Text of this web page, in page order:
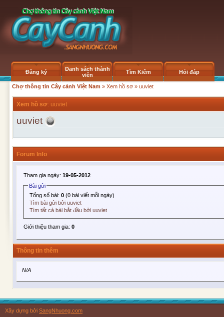
Đăng ký
Danh sách thành
viên
Tìm Kiếm Hỏi đáp
Chợ thông tin Cây cảnh Việt Nam » Xem hồ sơ » uuviet
Xem hồ sơ: uuviet
uuviet
Forum Info
Tham gia ngày: 19-05-2012
Bài gửi
Tổng số bài:0 (0 bài viết mỗi ngày)
Tìm bài gửi bởi uuviet
Tìm tất cả bài bắt đầu bởi uuviet
Giới thiệu tham gia: 0
Thông tin thêm
N/A
Xây dựng bởi SangNhuong.com